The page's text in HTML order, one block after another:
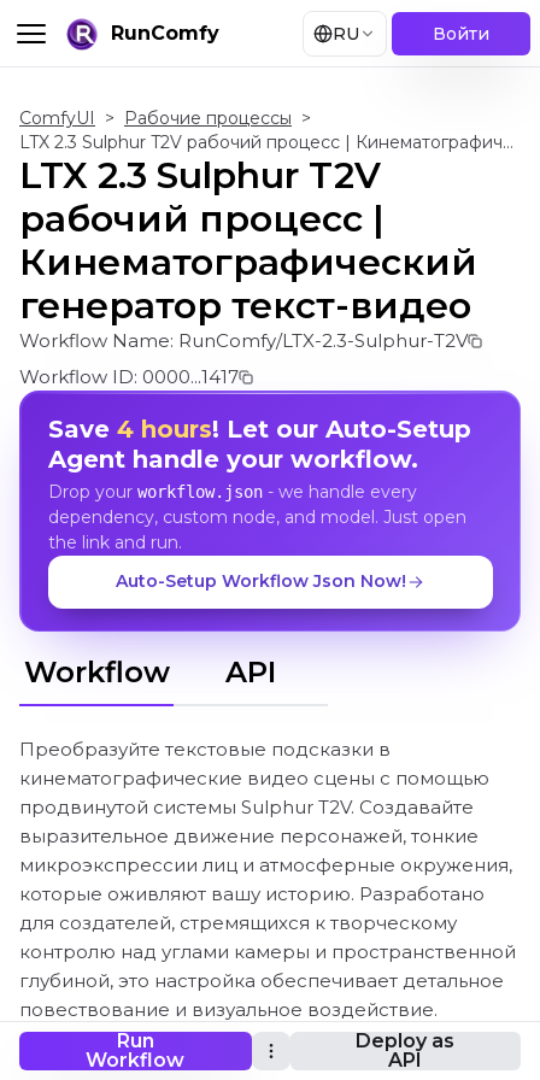
RunComfy RU Войти
Run
Workflow
Deploy as
API
ComfyUI > Рабочие процессы >
LTX 2.3 Sulphur T2V рабочий процесс | Кинематографический генератор текст-видео
LTX 2.3 Sulphur T2V
рабочий процесс |
Кинематографический
генератор текст-видео
Workflow Name: RunComfy/LTX-2.3-Sulphur-T2V
Workflow ID: 0000...1417
Save 4 hours! Let our Auto-Setup
Agent handle your workflow.
Drop your workflow.json- we handle every
dependency, custom node, and model. Just open
the link and run.
Auto-Setup Workflow Json Now!
Workflow API
Преобразуйте текстовые подсказки в
кинематографические видео сцены с помощью
продвинутой системы Sulphur T2V. Создавайте
выразительное движение персонажей, тонкие
микроэкспрессии лиц и атмосферные окружения,
которые оживляют вашу историю. Разработано
для создателей, стремящихся к творческому
контролю над углами камеры и пространственной
глубиной, это настройка обеспечивает детальное
повествование и визуальное воздействие.
Интегрированное руководство по управлению
камерой и дистиллированная генерация делают